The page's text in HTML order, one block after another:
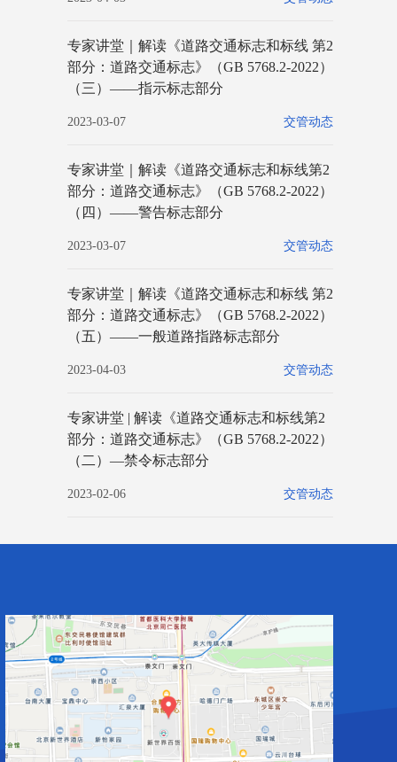
专家讲堂｜解读《道路交通标志和标线 第2
部分：道路交通标志》（GB 5768.2-2022）
（三）——指示标志部分
2023-03-07 交管动态
专家讲堂｜解读《道路交通标志和标线第2
部分：道路交通标志》（GB 5768.2-2022）
（四）——警告标志部分
2023-03-07 交管动态
专家讲堂｜解读《道路交通标志和标线 第2
部分：道路交通标志》（GB 5768.2-2022）
（五）——一般道路指路标志部分
2023-04-03 交管动态
专家讲堂 | 解读《道路交通标志和标线第2
部分：道路交通标志》（GB 5768.2-2022）
（二）—禁令标志部分
2023-02-06 交管动态